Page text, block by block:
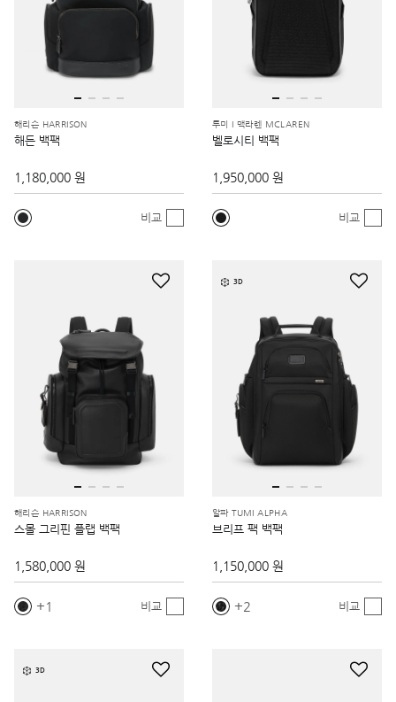
해리슨 HARRISON
해든 백팩
1,180,000 원
비교
투미 I 맥라렌 MCLAREN
벨로시티 백팩
1,950,000 원
비교
해리슨 HARRISON
스몰 그리핀 플랩 백팩
1,580,000 원
1 비교
3D
알파 TUMI ALPHA
브리프 팩 백팩
1,150,000 원
2 비교
3D